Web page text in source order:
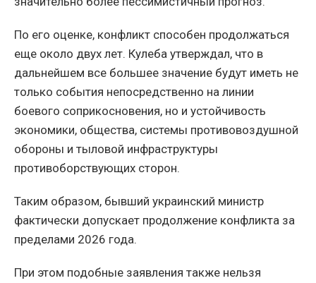
По его оценке, конфликт способен продолжаться
еще около двух лет. Кулеба утверждал, что в
дальнейшем все большее значение будут иметь не
только события непосредственно на линии
боевого соприкосновения, но и устойчивость
экономики, общества, системы противовоздушной
обороны и тыловой инфраструктуры
противоборствующих сторон.
Таким образом, бывший украинский министр
фактически допускает продолжение конфликта за
пределами 2026 года.
При этом подобные заявления также нельзя